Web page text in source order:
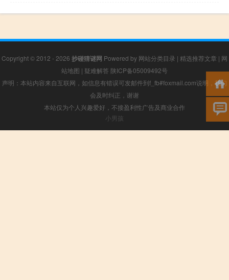
Copyright © 2012 - 2026 抄碰猜谜网 Powered by 网站分类目录 | 精选推荐文章 | 网
站地图 | 疑难解答 陕ICP备05009492号
声明：本站内容来自互联网，如信息有错误可发邮件到f_fb#foxmail.com说明，我们
会及时纠正，谢谢
本站仅为个人兴趣爱好，不接盈利性广告及商业合作
小男孩